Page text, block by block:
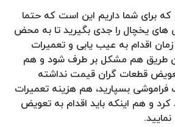
برای شما داریم این است که حتما
های یخچال را جدی بگیرید تا به محض
اقدام به عیب یابی و تعمیرات
طریق هم مشکل بر طرف شود و هم
قطعات گران قیمت نداشته
فراموشی بسپارید، هم هزینه تعمیرات
و هم اینکه باید اقدام به تعویض